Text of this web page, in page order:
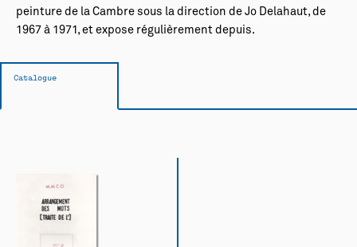
Rencontres
peinture de la Cambre sous la direction de Jo Delahaut, de
1967 à 1971, et expose régulièrement depuis.
Catalogue